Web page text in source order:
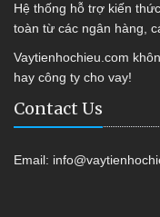
Hệ thống hỗ trợ kiến
toàn từ các ngân hàng,
Vaytienhochieu.com
hay công ty cho vay!
Contact Us
Email: